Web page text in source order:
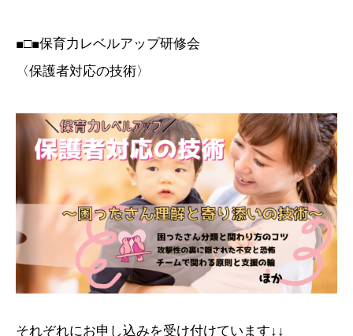
■□■保育力レベルアップ研修会
〈保護者対応の技術〉
それぞれにお申し込みを受け付けています↓↓